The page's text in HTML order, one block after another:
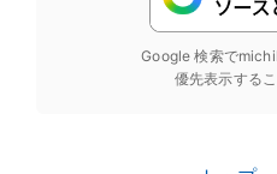
Google 検索で
優先表示する